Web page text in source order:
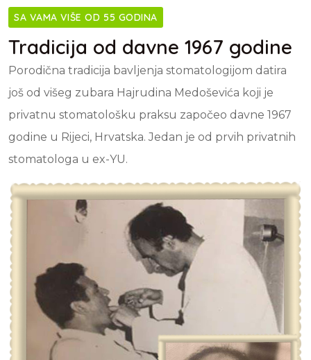
SA VAMA VIŠE OD 55 GODINA
Tradicija od davne 1967 godine
Porodična tradicija bavljenja stomatologijom datira
još od višeg zubara Hajrudina Medoševića koji je
privatnu stomatološku praksu započeo davne 1967
godine u Rijeci, Hrvatska. Jedan je od prvih privatnih
stomatologa u ex-YU.